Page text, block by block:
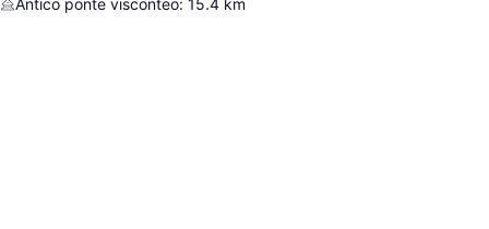
Antico ponte visconteo: 15.4 km